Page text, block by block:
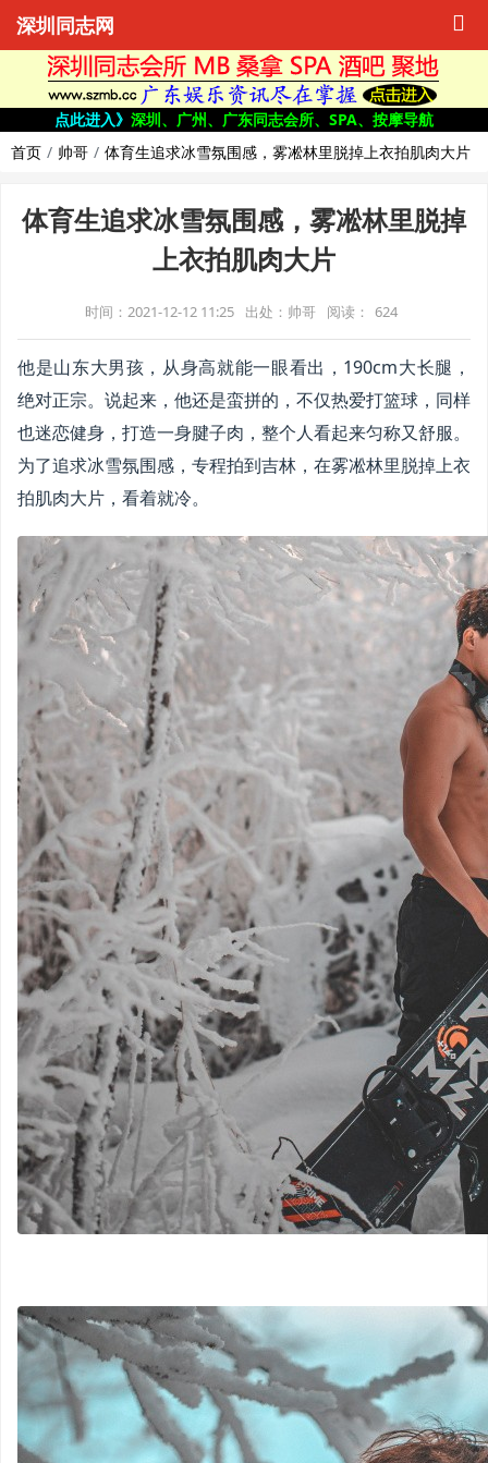
深圳同志网
点此进入》 深圳、广州、广东同志会所、SPA、按摩导航
首页
帅哥 体育生追求冰雪氛围感，雾凇林里脱掉上衣拍肌肉大片
体育生追求冰雪氛围感，雾凇林里脱掉
上衣拍肌肉大片
时间：2021-12-12 11:25 出处：帅哥 阅读： 624
他是山东大男孩，从身高就能一眼看出，190cm大长腿，
绝对正宗。说起来，他还是蛮拼的，不仅热爱打篮球，同样
也迷恋健身，打造一身腱子肉，整个人看起来匀称又舒服。
为了追求冰雪氛围感，专程拍到吉林，在雾凇林里脱掉上衣
拍肌肉大片，看着就冷。